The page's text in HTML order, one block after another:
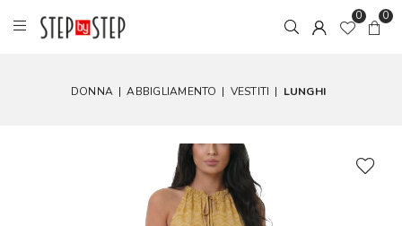
0 0
DONNA | ABBIGLIAMENTO | VESTITI | LUNGHI